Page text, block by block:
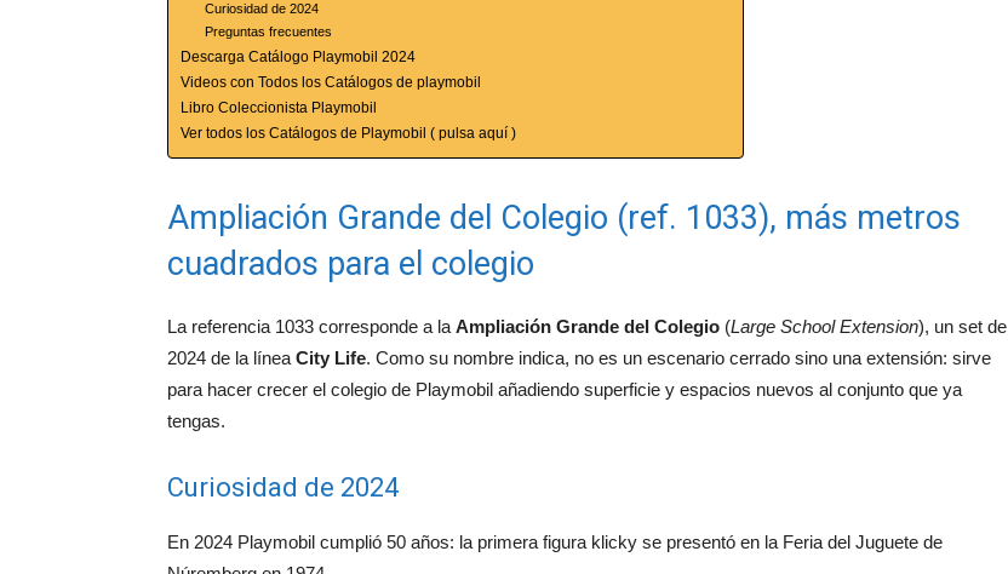
Curiosidad de 2024
Preguntas frecuentes
Descarga Catálogo Playmobil 2024
Videos con Todos los Catálogos de playmobil
Libro Coleccionista Playmobil
Ver todos los Catálogos de Playmobil ( pulsa aquí )
Ampliación Grande del Colegio (ref. 1033), más metros
cuadrados para el colegio
La referencia 1033 corresponde a la Ampliación Grande del Colegio (Large School Extension), un set de
2024 de la línea City Life. Como su nombre indica, no es un escenario cerrado sino una extensión: sirve
para hacer crecer el colegio de Playmobil añadiendo superficie y espacios nuevos al conjunto que ya
tengas.
Curiosidad de 2024
En 2024 Playmobil cumplió 50 años: la primera figura klicky se presentó en la Feria del Juguete de